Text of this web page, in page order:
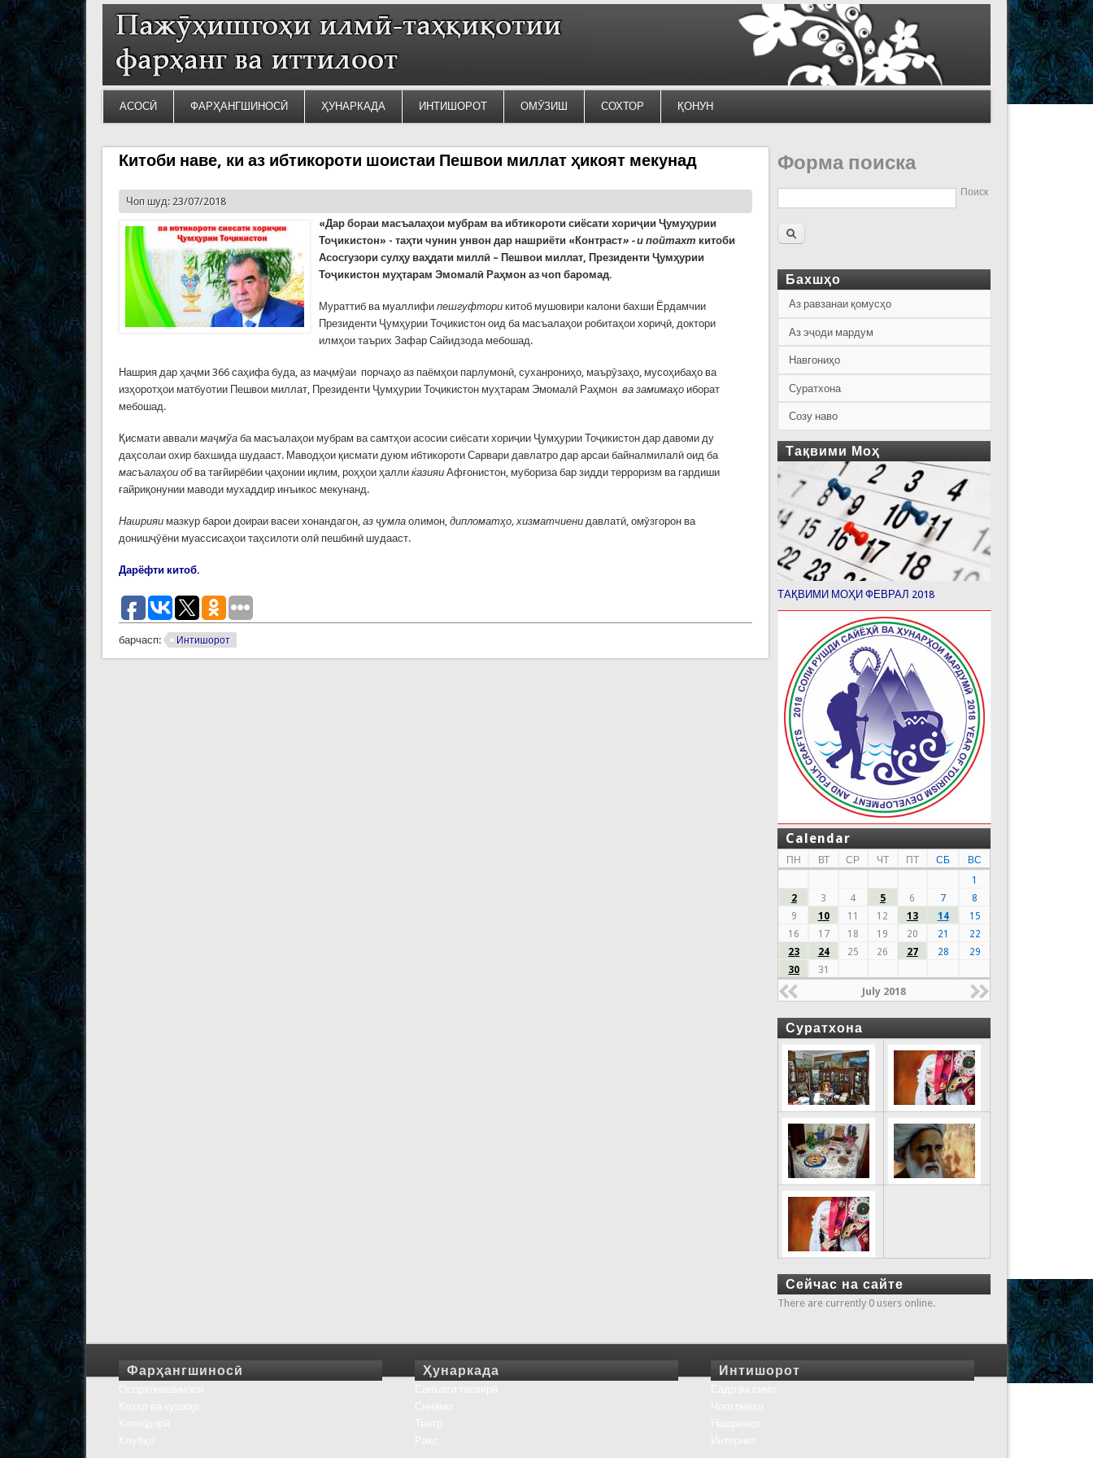
АСОСӢ ФАРҲАНГШИНОСӢ ҲУНАРКАДА ИНТИШОРОТ ОМӮЗИШ СОХТОР ҚОНУН
Китоби наве, ки аз ибтикороти шоистаи Пешвои миллат ҳикоят мекунад
Чоп шуд: 23/07/2018
«Дар бораи масъалаҳои мубрам ва ибтикороти сиёсати хориҷии Ҷумуҳурии
Тоҷикистон» - таҳти чунин унвон дар нашриёти «Контраст» - и пойтахт китоби
Асосгузори сулҳу ваҳдати миллӣ – Пешвои миллат, Президенти Ҷумҳурии
Тоҷикистон муҳтарам Эмомалӣ Раҳмон аз чоп баромад.
Мураттиб ва муаллифи пешгуфторикитоб мушовири калони бахши Ёрдамчии
Президенти Ҷумҳурии Тоҷикистон оид ба масъалаҳои робитаҳои хориҷӣ, доктори
илмҳои таърих Зафар Сайидзода мебошад.
Нашрия дар ҳаҷми 366 саҳифа буда, аз маҷмӯаи порчаҳо аз паёмҳои парлумонӣ, суханрониҳо, маърӯзаҳо, мусоҳибаҳо ва
изҳоротҳои матбуотии Пешвои миллат, Президенти Ҷумҳурии Тоҷикистон муҳтарам Эмомалӣ Раҳмон ва замимаҳоиборат
мебошад.
Қисмати аввали маҷмўаба масъалаҳои мубрам ва самтҳои асосии сиёсати хориҷии Ҷумҳурии Тоҷикистон дар давоми ду
даҳсолаи охир бахшида шудааст. Маводҳои қисмати дуюм ибтикороти Сарвари давлатро дар арсаи байналмилалӣ оид ба
масъалаҳои обва тағйирёбии ҷаҳонии иқлим, роҳҳои ҳалли ќазияиАфғонистон, мубориза бар зидди терроризм ва гардиши
ғайриқонунии маводи мухаддир инъикос мекунанд.
Нашрияимазкур барои доираи васеи хонандагон, аз ҷумлаолимон, дипломатҳо, хизматчиенидавлатӣ, омӯзгорон ва
донишҷӯёни муассисаҳои таҳсилоти олӣ пешбинӣ шудааст.
Дарёфти китоб.
барчасп: Интишорот
Форма поиска
Поиск
Бахшҳо
Аз равзанаи қомусҳо
Аз эҷоди мардум
Навгониҳо
Суратхона
Созу наво
Тақвими Моҳ
ТАҚВИМИ МОҲИ ФЕВРАЛ 2018
Calendar
ПН ВТ СР ЧТ ПТ СБ
ВС
1
2
3 4 5 6 7
8
9
10 11 12 13 14
15
16
17 18 19 20 21
22
23
24 25 26 27 28
29
30
31
July 2018
Суратхона
Сейчас на сайте
There are currently 0 users online.
Фарҳангшиносӣ Ҳунаркада Интишорот